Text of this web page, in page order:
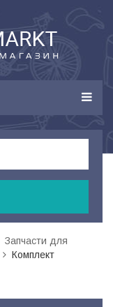
Запчасти для
Комплект